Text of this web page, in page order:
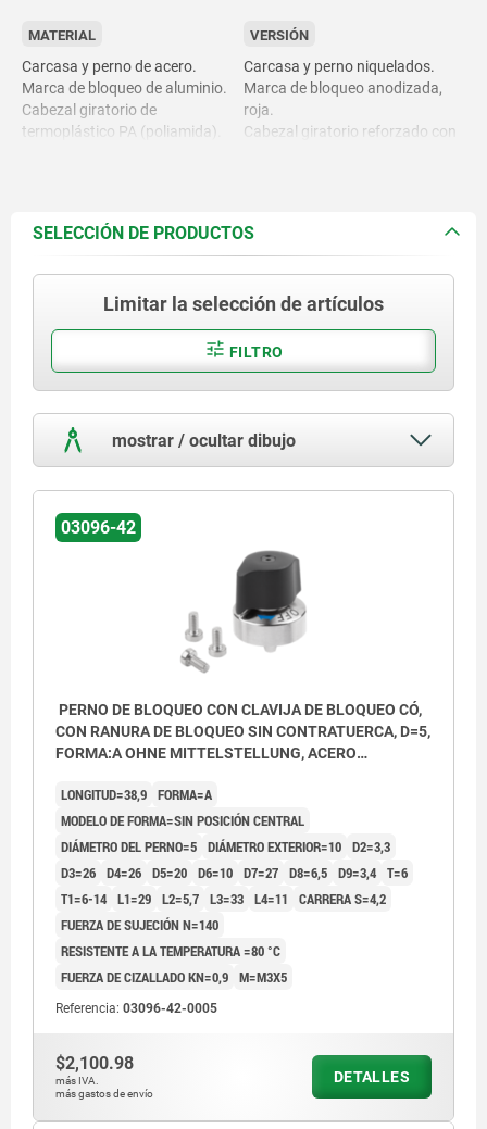
MATERIAL
Carcasa y perno de acero.
Marca de bloqueo de aluminio.
Cabezal giratorio de
termoplástico PA (poliamida).
VERSIÓN
Carcasa y perno niquelados.
Marca de bloqueo anodizada,
roja.
Cabezal giratorio reforzado con
SELECCIÓN DE PRODUCTOS
Limitar la selección de artículos
FILTRO
mostrar / ocultar dibujo
2) Opción de montaje 2
3) Placa
03096-42
PERNO DE BLOQUEO CON CLAVIJA DE BLOQUEO CÓ,
CON RANURA DE BLOQUEO SIN CONTRATUERCA, D=5,
FORMA:A OHNE MITTELSTELLUNG, ACERO
LONGITUD=38,9 FORMA=A
MODELO DE FORMA=SIN POSICIÓN CENTRAL
DIÁMETRO DEL PERNO=5 DIÁMETRO EXTERIOR=10 D2=3,3
D3=26 D4=26 D5=20 D6=10 D7=27 D8=6,5 D9=3,4 T=6
T1=6-14 L1=29 L2=5,7 L3=33 L4=11
CARRERA S=4,2
FUERZA DE SUJECIÓN N=140
RESISTENTE A LA TEMPERATURA =80 °C
FUERZA DE CIZALLADO KN=0,9 M=M3X5
Referencia: 03096-42-0005
$2,100.98
más IVA.
más gastos de envío
DETALLES